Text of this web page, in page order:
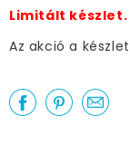
Limitált
Az akció a